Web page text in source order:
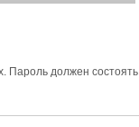
Пароль должен